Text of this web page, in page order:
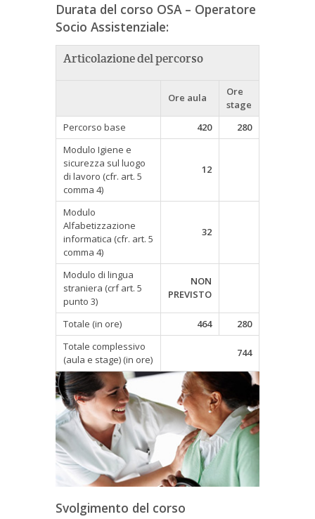
Durata del corso OSA – Operatore
Socio Assistenziale:
Articolazione del percorso
Ore aula
Ore
stage
Percorso base
420
280
Modulo Igiene e
sicurezza sul luogo
di lavoro (cfr. art. 5
comma 4)
12
Modulo
Alfabetizzazione
informatica (cfr. art. 5
comma 4)
32
Modulo di lingua
straniera (crf art. 5
punto 3)
NON
PREVISTO
Totale (in ore) 464
280
Totale complessivo
(aula e stage) (in ore)
744
Svolgimento del corso